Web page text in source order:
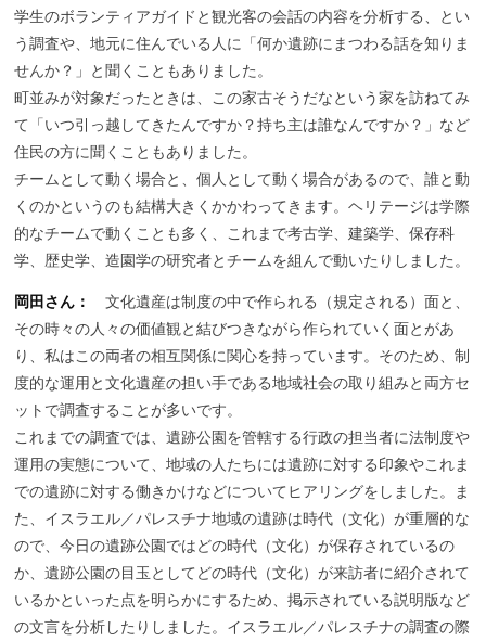
学生のボランティアガイドと観光客の会話の内容を分析する、とい
う調査や、地元に住んでいる人に「何か遺跡にまつわる話を知りま
せんか？」と聞くこともありました。
町並みが対象だったときは、この家古そうだなという家を訪ねてみ
て「いつ引っ越してきたんですか？持ち主は誰なんですか？」など
住民の方に聞くこともありました。
チームとして動く場合と、個人として動く場合があるので、誰と動
くのかというのも結構大きくかかわってきます。ヘリテージは学際
的なチームで動くことも多く、これまで考古学、建築学、保存科
学、歴史学、造園学の研究者とチームを組んで動いたりしました。
岡田さん： 文化遺産は制度の中で作られる（規定される）面と、
その時々の人々の価値観と結びつきながら作られていく面とがあ
り、私はこの両者の相互関係に関心を持っています。そのため、制
度的な運用と文化遺産の担い手である地域社会の取り組みと両方セ
ットで調査することが多いです。
これまでの調査では、遺跡公園を管轄する行政の担当者に法制度や
運用の実態について、地域の人たちには遺跡に対する印象やこれま
での遺跡に対する働きかけなどについてヒアリングをしました。ま
た、イスラエル／パレスチナ地域の遺跡は時代（文化）が重層的な
ので、今日の遺跡公園ではどの時代（文化）が保存されているの
か、遺跡公園の目玉としてどの時代（文化）が来訪者に紹介されて
いるかといった点を明らかにするため、掲示されている説明版など
の文言を分析したりしました。イスラエル／パレスチナの調査の際